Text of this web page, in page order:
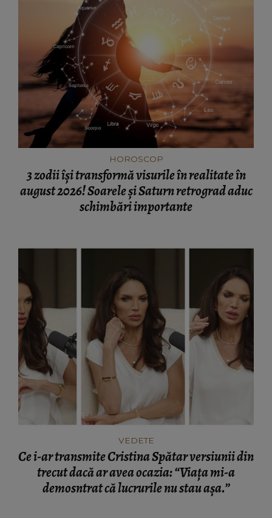
HOROSCOP
3 zodii își transformă visurile în realitate în
august 2026! Soarele și Saturn retrograd aduc
schimbări importante
VEDETE
Ce i-ar transmite Cristina Spătar versiunii din
trecut dacă ar avea ocazia: “Viața mi-a
demosntrat că lucrurile nu stau așa.”